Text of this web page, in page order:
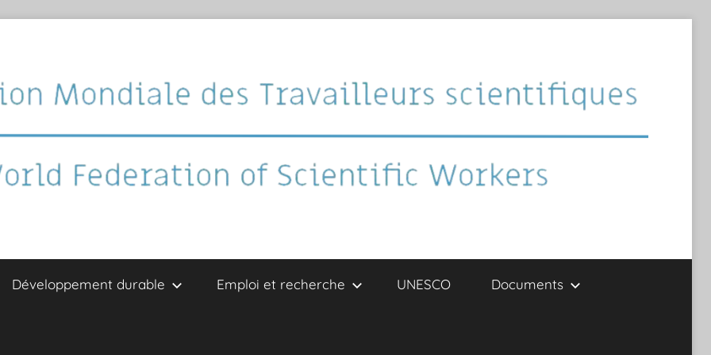
Développement durable Emploi et recherche UNESCO Documents